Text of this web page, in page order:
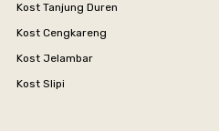
Kost Tanjung Duren
Kost Cengkareng
Kost Jelambar
Kost Slipi